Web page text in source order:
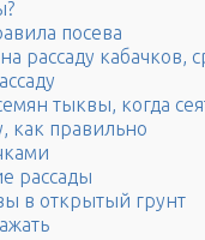
посева
рассаду кабачков,
тыквы, когда
как правильно
рассады
в открытый грунт